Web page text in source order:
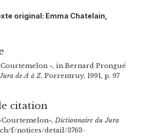
original: Emma Chatelain,
», in Bernard Prongué
de A à Z, Porrentruy, 1991, p. 97
citation
Dictionnaire du Jura
f/notices/detail/3763-